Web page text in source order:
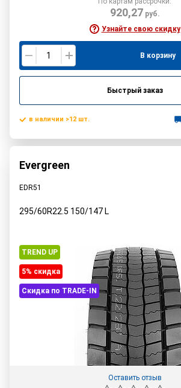
920,27 руб.
Узнайте свою скидку
В корзину
Быстрый заказ
в наличии >12 шт.
Evergreen
EDR51
295/60R22.5 150/147L
TREND UP
5% cкидка
Скидка по TRADE-IN
Оставить отзыв